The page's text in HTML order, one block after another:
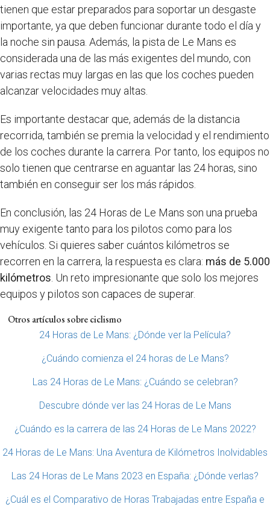
tienen que estar preparados para soportar un desgaste
importante, ya que deben funcionar durante todo el día y
la noche sin pausa. Además, la pista de Le Mans es
considerada una de las más exigentes del mundo, con
varias rectas muy largas en las que los coches pueden
alcanzar velocidades muy altas.
Es importante destacar que, además de la distancia
recorrida, también se premia la velocidad y el rendimiento
de los coches durante la carrera. Por tanto, los equipos no
solo tienen que centrarse en aguantar las 24 horas, sino
también en conseguir ser los más rápidos.
En conclusión, las 24 Horas de Le Mans son una prueba
muy exigente tanto para los pilotos como para los
vehículos. Si quieres saber cuántos kilómetros se
recorren en la carrera, la respuesta es clara: más de 5.000
kilómetros . Un reto impresionante que solo los mejores
equipos y pilotos son capaces de superar.
Otros artículos sobre ciclismo
24 Horas de Le Mans: ¿Dónde ver la Película?
¿Cuándo comienza el 24 horas de Le Mans?
Las 24 Horas de Le Mans: ¿Cuándo se celebran?
Descubre dónde ver las 24 Horas de Le Mans
¿Cuándo es la carrera de las 24 Horas de Le Mans 2022?
24 Horas de Le Mans: Una Aventura de Kilómetros Inolvidables
Las 24 Horas de Le Mans 2023 en España: ¿Dónde verlas?
¿Cuál es el Comparativo de Horas Trabajadas entre España e